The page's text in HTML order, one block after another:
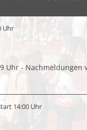
Uhr
Uhr - Nachmeldungen
14:00 Uhr